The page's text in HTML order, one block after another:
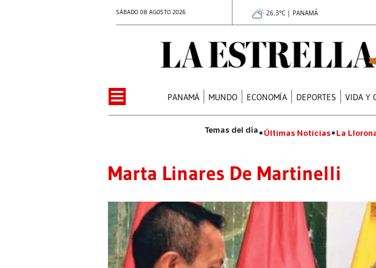
SÁBADO 08 AGOSTO 2026 26.3°C | PANAMÁ
PANAMÁ MUNDO ECONOMÍA DEPORTES VIDA Y
Últimas Noticias La
Marta Linares De Martinelli